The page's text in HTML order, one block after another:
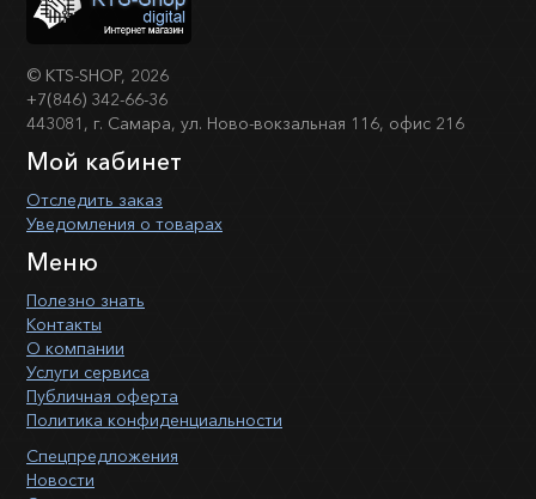
© KTS-SHOP, 2026
+7(846) 342-66-36
443081, г. Самара, ул. Ново-вокзальная 116, офис 216
Мой кабинет
Отследить заказ
Уведомления о товарах
Меню
Полезно знать
Контакты
О компании
Услуги сервиса
Публичная оферта
Политика конфиденциальности
Спецпредложения
Новости